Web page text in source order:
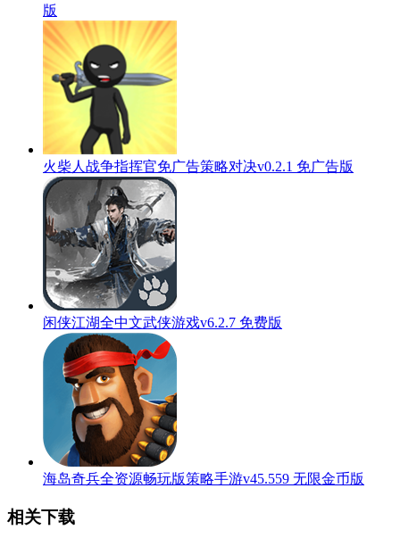
版
火柴人战争指挥官免广告策略对决v0.2.1 免广告版
闲侠江湖全中文武侠游戏v6.2.7 免费版
海岛奇兵全资源畅玩版策略手游v45.559 无限金币版
相关下载